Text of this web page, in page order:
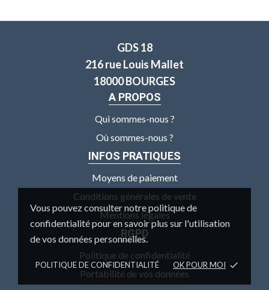
Vous pouvez consulter notre politique de
confidentialité pour en savoir plus sur l'utilisation
de vos données personnelles.
POLITIQUE DE CONFIDENTIALITÉ OK POUR MOI done
GDS 18
216 rue Louis Mallet
18000 BOURGES
A PROPOS
Qui sommes-nous ?
Où sommes-nous ?
INFOS PRATIQUES
Moyens de paiement
Conditions générales de vente
Mentions légales
RGPD
Politique de confidentialité
Portabilité de vos données